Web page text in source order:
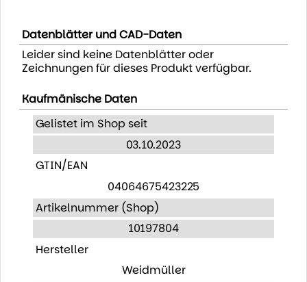
Datenblätter und CAD-Daten
Leider sind keine Datenblätter oder
Zeichnungen für dieses Produkt verfügbar.
Kaufmänische Daten
Gelistet im Shop seit
03.10.2023
GTIN/EAN
04064675423225
Artikelnummer (Shop)
10197804
Hersteller
Weidmüller